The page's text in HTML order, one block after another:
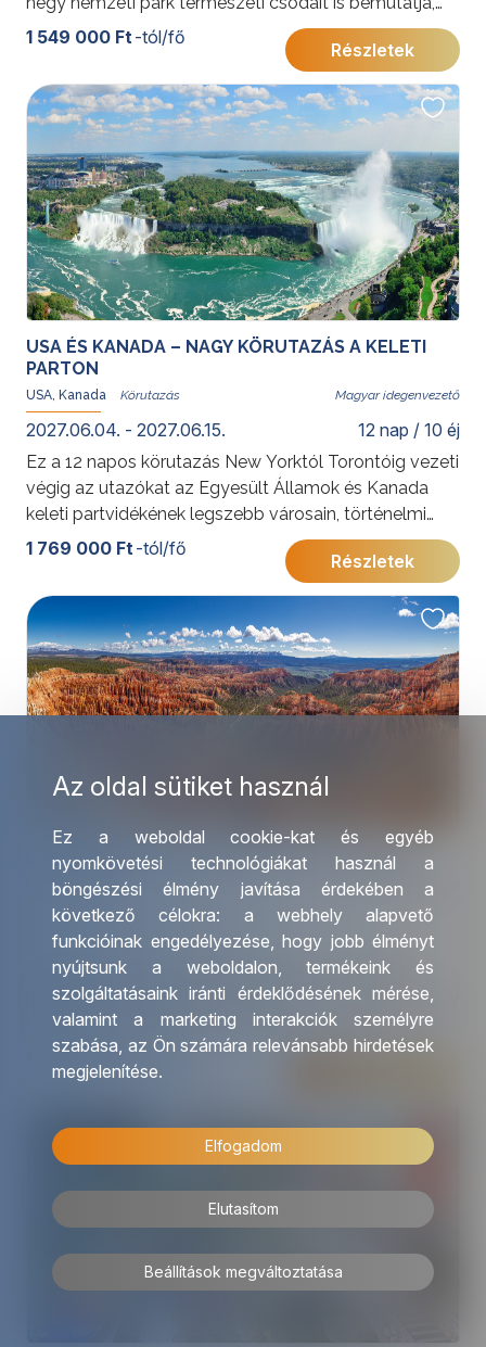
Az oldal sütiket használ
Ez a weboldal cookie-kat és egyéb
nyomkövetési technológiákat használ a
böngészési élmény javítása érdekében a
következő célokra: a webhely alapvető
funkcióinak engedélyezése, hogy jobb élményt
nyújtsunk a weboldalon,termékeink és
szolgáltatásaink iránti érdeklődésének mérése,
valamint a marketing interakciók személyre
szabása, az Ön számára relevánsabb hirdetések
megjelenítése.
Elfogadom
Elutasítom
Beállítások megváltoztatása
köztük a Grand Canyon és Bryce Canyon különleges
tájait. A sztárok városától a szürreális kőoszlopokig ez
az út az amerikai természet és városi élet legjavát
kínálja.
További érdekességekért az Amerikai Egyesült
Államokról kattintson ide.
1 549 000 Ft-tól/fő
Részletek
USA ÉS KANADA – NAGY KÖRUTAZÁS A KELETI
PARTON
USA, Kanada Magyar idegenvezető
2027.06.04. - 2027.06.15. 12 nap / 10 éj
Ez a 12 napos körutazás New Yorktól Torontóig vezeti
végig az utazókat az Egyesült Államok és Kanada
keleti partvidékének legszebb városain, történelmi
emlékhelyein és természeti látnivalóin. A modern
világvárosok, a francia-kanadai kultúra, a festői 1000-
sziget vidéke és a Niagara-vízesés együtt olyan
élményt nyújtanak, amely első észak-amerikai
utazásnak, de visszatérő látogatóknak is kiváló
választás.
További érdekességekért az Amerikai Egyesült
1 769 000 Ft-tól/fő
Részletek
LAS VEGAS ÉS A LEGSZEBB NEMZETI PARKOK
USA Magyar idegenvezető
Ismerje meg Amerika ikonikus nemzeti parkjait és
legendás tájait egy különleges körutazás során, amely
Las Vegas fényárban úszó világától a Grand Canyon
fenséges mélységéig vezet. A Monument Valley
vörös sziklái, a Bryce Canyon tündérkéményei és a
ígérnek.
További érdekességekért az Amerikai Egyesült
1 789 000 Ft -tól/fő